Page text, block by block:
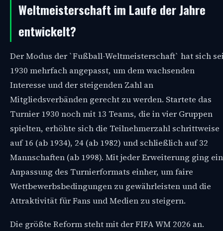
Weltmeisterschaft im Laufe der Jahre
entwickelt?
Der Modus der `Fußball-Weltmeisterschaft` hat sich
1930 mehrfach angepasst, um dem wachsenden
Interesse und der steigenden Zahl an
Mitgliedsverbänden gerecht zu werden. Startete das
Turnier 1930 noch mit 13 Teams, die in vier Gruppen
spielten, erhöhte sich die Teilnehmerzahl schrittweise
auf 16 (ab 1934), 24 (ab 1982) und schließlich auf 32
Mannschaften (ab 1998). Mit jeder Erweiterung ging
Anpassung des Turnierformats einher, um faire
Wettbewerbsbedingungen zu gewährleisten und die
Attraktivität für Fans und Medien zu steigern.
Die größte Reform steht mit der FIFA WM 2026 an.